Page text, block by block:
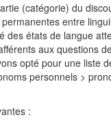
(catégorie) du
entre
des états de langue
aux questions
opté pour une liste
personnels >
: